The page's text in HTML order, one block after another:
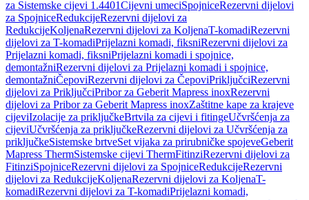
za Sistemske cijevi 1.4401Cijevni umeciSpojniceRezervni dijelovi
za SpojniceRedukcijeRezervni dijelovi za
RedukcijeKoljenaRezervni dijelovi za KoljenaT-komadiRezervni
dijelovi za T-komadiPrijelazni komadi, fiksniRezervni dijelovi za
Prijelazni komadi, fiksniPrijelazni komadi i spojnice,
demontažniRezervni dijelovi za Prijelazni komadi i spojnice,
demontažniČepoviRezervni dijelovi za ČepoviPriključciRezervni
dijelovi za PriključciPribor za Geberit Mapress inoxRezervni
dijelovi za Pribor za Geberit Mapress inoxZaštitne kape za krajeve
cijeviIzolacije za priključkeBrtvila za cijevi i fitingeUčvršćenja za
cijeviUčvršćenja za priključkeRezervni dijelovi za Učvršćenja za
priključkeSistemske brtveSet vijaka za prirubničke spojeveGeberit
Mapress ThermSistemske cijevi ThermFitinziRezervni dijelovi za
FitinziSpojniceRezervni dijelovi za SpojniceRedukcijeRezervni
dijelovi za RedukcijeKoljenaRezervni dijelovi za KoljenaT-
komadiRezervni dijelovi za T-komadiPrijelazni komadi,